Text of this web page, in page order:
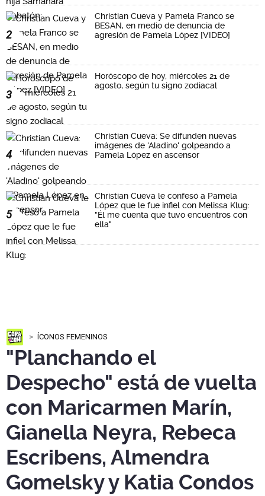
2
Christian Cueva y Pamela Franco se
BESAN, en medio de denuncia de
agresión de Pamela López [VIDEO]
3
Horóscopo de hoy, miércoles 21 de
agosto, según tu signo zodiacal
4
Christian Cueva: Se difunden nuevas
imágenes de 'Aladino' golpeando a
Pamela López en ascensor
5
Christian Cueva le confesó a Pamela
López que le fue infiel con Melissa Klug:
"Él me cuenta que tuvo encuentros con
ella"
ÍCONOS FEMENINOS
"Planchando el
Despecho" está de vuelta
con Maricarmen Marín,
Gianella Neyra, Rebeca
Escribens, Almendra
Gomelsky y Katia Condos